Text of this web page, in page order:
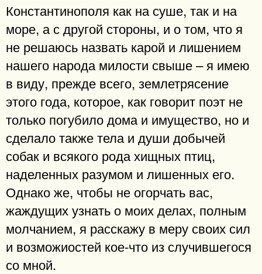
Константинополя как на суше, так и на
море, а с другой стороны, и о том, что я
не решаюсь назвать карой и лишением
нашего народа милости свыше – я имею
в виду, прежде всего, землетрясение
этого года, которое, как говорит поэт не
только погубило дома и имущество, но и
сделало также тела и души добычей
собак и всякого рода хищных птиц,
наделенных разумом и лишенных его.
Однако же, чтобы не огорчать вас,
жаждущих узнать о моих делах, полным
молчанием, я расскажу в меру своих сил
и возможиостей кое-что из случившегося
со мной.